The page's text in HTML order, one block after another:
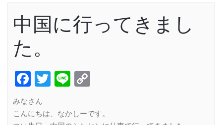
中国に行ってきまし
た。
Facebook
Twitter
Line
みなさん
こんにちは、なかしーです。